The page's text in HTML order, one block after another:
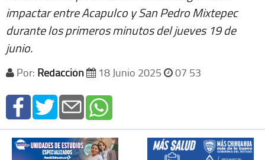
impactar entre Acapulco y San Pedro Mixtepec
durante los primeros minutos del jueves 19 de
junio.
Por: Redacción 18 Junio 2025 07 53